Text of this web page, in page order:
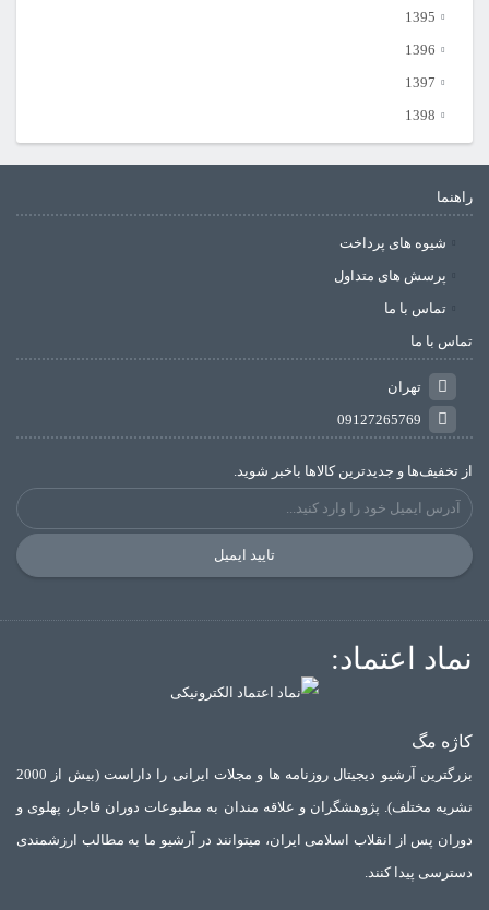
1395
1396
1397
1398
راهنما
شیوه های پرداخت
پرسش های متداول
تماس با ما
تماس با ما
تهران
09127265769
از تخفیف‌ها و جدیدترین‌ کالاها باخبر شوید.
تایید ایمیل
نماد اعتماد:
کاژه مگ
بزرگترین آرشیو دیجیتال روزنامه ها و مجلات ایرانی را داراست (بیش از 2000
نشریه مختلف). پژوهشگران و علاقه مندان به مطبوعات دوران قاجار، پهلوی و
دوران پس از انقلاب اسلامی ایران، میتوانند در آرشیو ما به مطالب ارزشمندی
دسترسی پیدا کنند.